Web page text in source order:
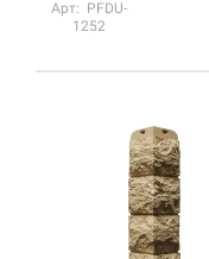
Арт: PFDU-
1252